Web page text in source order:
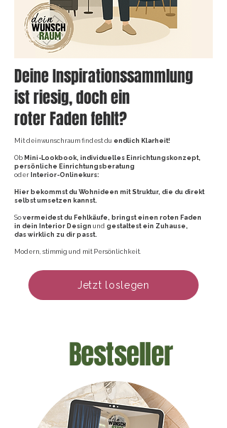
Deine Inspirationssammlung
ist riesig, doch ein
roter Faden fehlt?
Mit deinwunschraum findest du endlich Klarheit!
Ob Mini-Lookbook, individuelles Einrichtungskonzept,
persönliche Einrichtungsberatung
oder Interior-Onlinekurs:
Hier bekommst du Wohnideen mit Struktur, die du direkt
selbst umsetzen kannst.
So vermeidest du Fehlkäufe, bringst einen roten Faden
in dein Interior Design und gestaltest ein Zuhause,
das wirklich zu dir passt.
Modern, stimmig und mit Persönlichkeit.
Jetzt loslegen
Bestseller